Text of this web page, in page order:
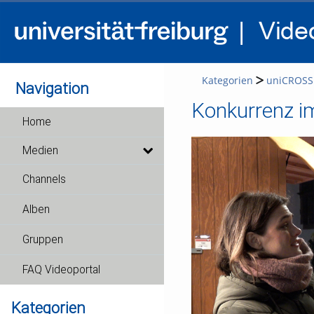
Navigation
Home
Medien
Channels
Alben
Gruppen
FAQ Videoportal
Kategorien
Kategorien uniCROSS
Konkurrenz